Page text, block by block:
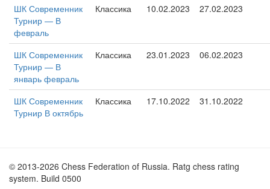
ШК Современник
Турнир — В
февраль
Классика 10.02.2023 27.02.2023
ШК Современник
Турнир — В
январь февраль
Классика 23.01.2023 06.02.2023
ШК Современник
Турнир В октябрь
Классика 17.10.2022 31.10.2022
© 2013-2026 Chess Federation of Russia. Ratg chess rating
system. Build 0500